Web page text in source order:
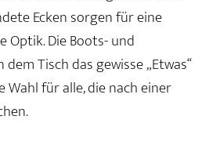
Ecken sorgen für eine
Optik. Die Boots- und
Tisch das gewisse „Etwas“
für alle, die nach einer